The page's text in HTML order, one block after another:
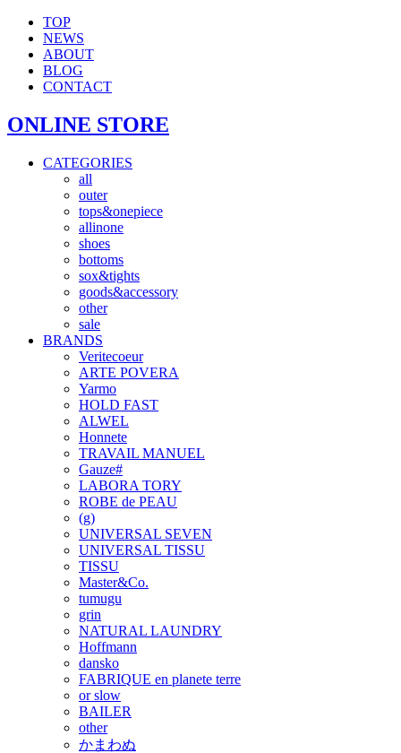
TOP
NEWS
ABOUT
BLOG
CONTACT
ONLINE STORE
CATEGORIES
all
outer
tops&onepiece
allinone
shoes
bottoms
sox&tights
goods&accessory
other
sale
BRANDS
Veritecoeur
ARTE POVERA
Yarmo
HOLD FAST
ALWEL
Honnete
TRAVAIL MANUEL
Gauze#
LABORA TORY
ROBE de PEAU
(g)
UNIVERSAL SEVEN
UNIVERSAL TISSU
TISSU
Master&Co.
tumugu
grin
NATURAL LAUNDRY
Hoffmann
dansko
FABRIQUE en planete terre
or slow
BAILER
other
かまわぬ